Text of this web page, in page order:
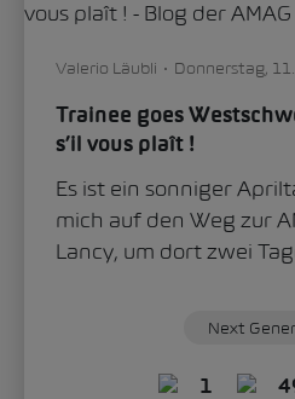
Valerio Läubli Donnerstag,
Trainee goes
s’il vous plaît !
Es ist ein sonniger
mich auf den Weg zur
Lancy, um dort zwei
Next
1